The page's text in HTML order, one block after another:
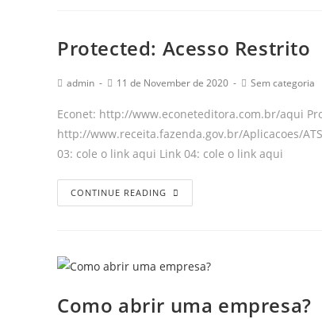
Protected: Acesso Restrito
admin 11 de November de 2020 Sem categoria
Econet: http://www.econeteditora.com.br/aqui
http://www.receita.fazenda.gov.br/Aplicacoes/
03: cole o link aqui Link 04: cole o link aqui
CONTINUE READING
Como abrir uma empresa?